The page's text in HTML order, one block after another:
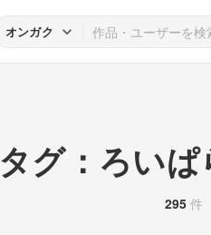
オンガク
タグ：ろいぱ
295 件